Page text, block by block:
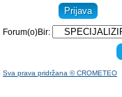
Forum(o)Bir:
Sva prava pridržana © CROMETEO